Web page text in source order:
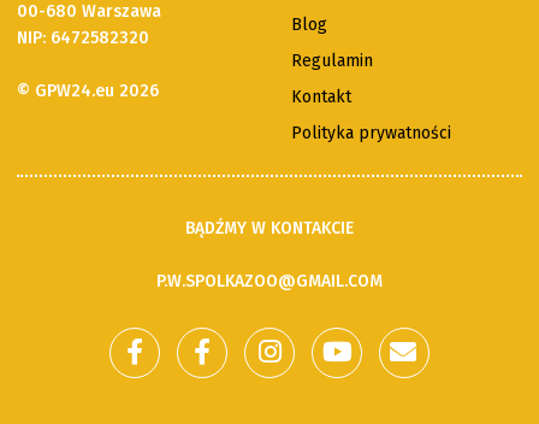
00-680 Warszawa
NIP: 6472582320
© GPW24.eu 2026
Blog
Regulamin
Kontakt
Polityka prywatności
BĄDŹMY W KONTAKCIE
P.W.SPOLKAZOO@GMAIL.COM